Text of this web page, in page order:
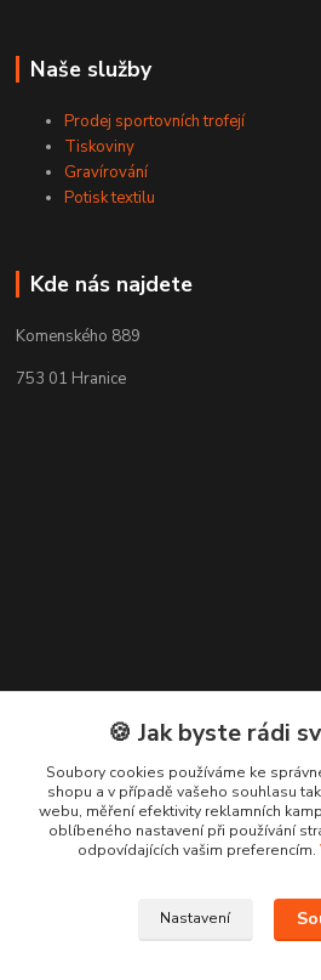
Naše služby
Prodej sportovních trofejí
Tiskoviny
Gravírování
Potisk textilu
Kde nás najdete
Komenského 889
753 01 Hranice
Kontakty
+420 776 619 833
m.francova@maka-design.cz
🍪 Jak byste rádi
Soubory cookies používáme ke
shopu a v případě vašeho souhlasu
webu, měření efektivity reklamních
oblíbeného nastavení při používání
odpovídajících vašim preferencím.
Nastavení